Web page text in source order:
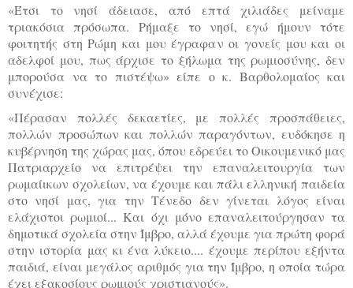
«Έτσι το νησί άδειασε, από επτά χιλιάδες μείναμε
τριακόσια πρόσωπα. Ρήμαξε το νησί, εγώ ήμουν τότε
φοιτητής στη Ρώμη και μου έγραφαν οι γονείς μου και οι
αδελφοί μου, πως άρχισε το ξήλωμα της ρωμιοσύνης, δεν
μπορούσα να το πιστέψω» είπε ο κ. Βαρθολομαίος και
συνέχισε:
«Πέρασαν πολλές δεκαετίες, με πολλές προσπάθειες,
πολλών προσώπων και πολλών παραγόντων, ευδόκησε η
κυβέρνηση της χώρας μας, όπου εδρεύει το Οικουμενικό μας
Πατριαρχείο να επιτρέψει την επαναλειτουργία των
ρωμαίικων σχολείων, να έχουμε και πάλι ελληνική παιδεία
στο νησί μας, για την Τένεδο δεν γίνεται λόγος είναι
ελάχιστοι ρωμιοί... Και όχι μόνο επαναλειτούργησαν τα
δημοτικά σχολεία στην Ίμβρο, αλλά έχουμε για πρώτη φορά
στην ιστορία μας κι ένα λύκειο.... έχουμε περίπου εξήντα
παιδιά, είναι μεγάλος αριθμός για την Ίμβρο, η οποία τώρα
έχει εξακοσίους ρωμιούς χριστιανούς».